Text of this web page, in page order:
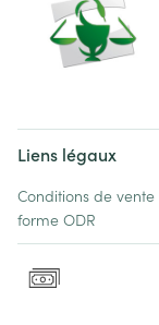
Liens légaux
Conditions de vente
forme ODR